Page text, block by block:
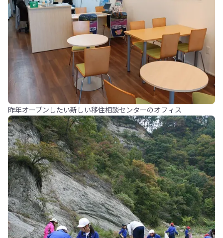
昨年オープンしたい新しい移住相談センターのオフィス